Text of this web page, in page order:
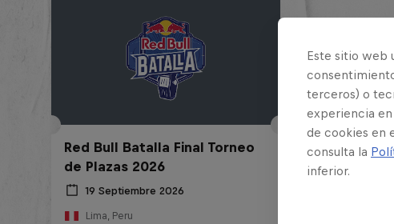
Red Bull Batalla Final Torneo
de Plazas 2026
19 Septiembre 2026
Lima, Peru
Este sitio web
terceros) o
experiencia
de cookies en
consulta la
inferior.